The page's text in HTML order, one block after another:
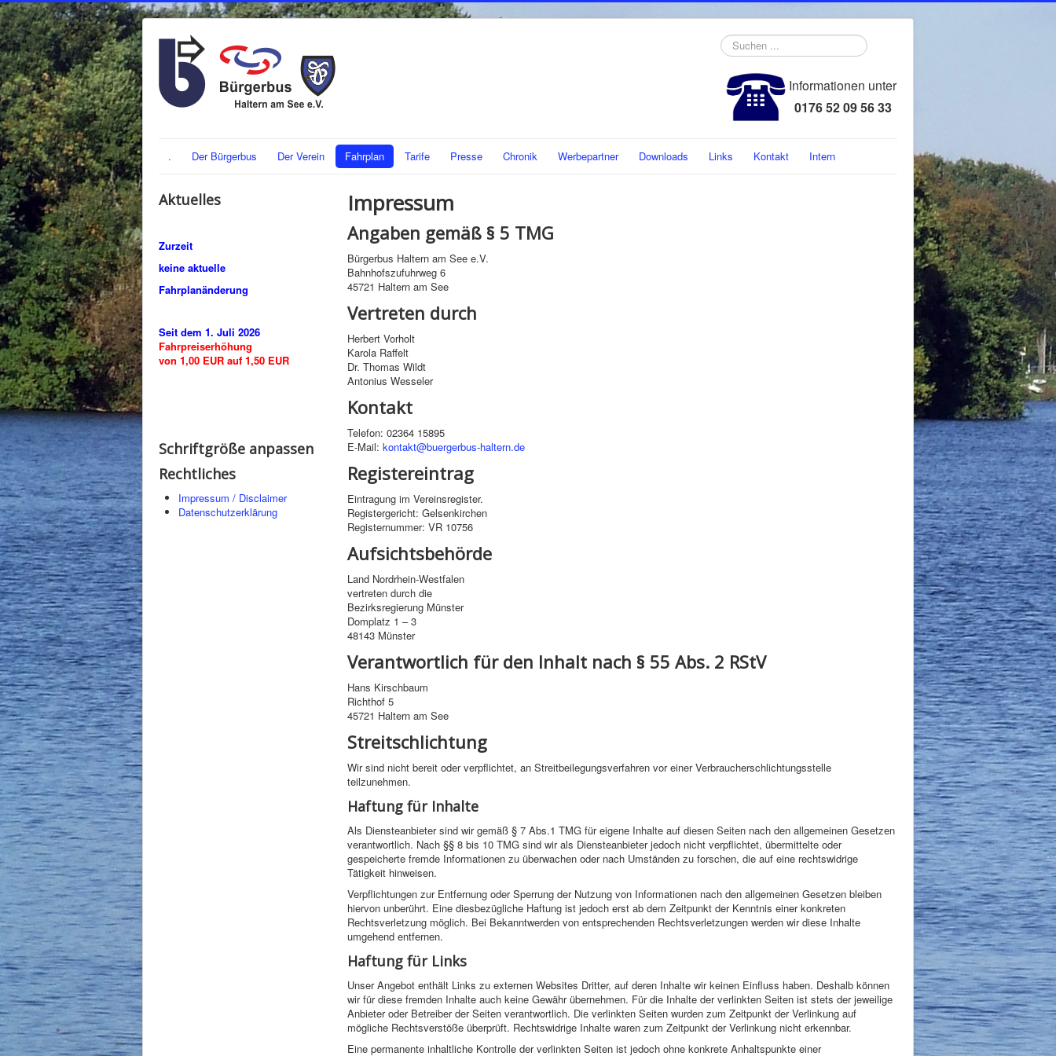
Suchen
...
Informationen unter
0176 52 09 56 33
. Der Bürgerbus Der Verein Fahrplan Tarife Presse Chronik Werbepartner Downloads Links Kontakt Intern
Aktuelles
Zurzeit
keine aktuelle
Fahrplanänderung
Seit dem 1. Juli 2026
Fahrpreiserhöhung
von 1,00 EUR auf 1,50 EUR
Schriftgröße anpassen
Rechtliches
Impressum / Disclaimer
Datenschutzerklärung
Impressum
Angaben gemäß § 5 TMG
Bürgerbus Haltern am See e.V.
Bahnhofszufuhrweg 6
45721 Haltern am See
Vertreten durch
Herbert Vorholt
Karola Raffelt
Dr. Thomas Wildt
Antonius Wesseler
Kontakt
Telefon: 02364 15895
E-Mail: kontakt@buergerbus-haltern.de
Registereintrag
Eintragung im Vereinsregister.
Registergericht: Gelsenkirchen
Registernummer: VR 10756
Aufsichtsbehörde
Land Nordrhein-Westfalen
vertreten durch die
Bezirksregierung Münster
Domplatz 1 – 3
48143 Münster
Verantwortlich für den Inhalt nach § 55 Abs. 2 RStV
Hans Kirschbaum
Richthof 5
45721 Haltern am See
Streitschlichtung
Wir sind nicht bereit oder verpflichtet, an Streitbeilegungsverfahren vor einer Verbraucherschlichtungsstelle
teilzunehmen.
Haftung für Inhalte
Als Diensteanbieter sind wir gemäß § 7 Abs.1 TMG für eigene Inhalte auf diesen Seiten nach den allgemeinen Gesetzen
verantwortlich. Nach §§ 8 bis 10 TMG sind wir als Diensteanbieter jedoch nicht verpflichtet, übermittelte oder
gespeicherte fremde Informationen zu überwachen oder nach Umständen zu forschen, die auf eine rechtswidrige
Tätigkeit hinweisen.
Verpflichtungen zur Entfernung oder Sperrung der Nutzung von Informationen nach den allgemeinen Gesetzen bleiben
hiervon unberührt. Eine diesbezügliche Haftung ist jedoch erst ab dem Zeitpunkt der Kenntnis einer konkreten
Rechtsverletzung möglich. Bei Bekanntwerden von entsprechenden Rechtsverletzungen werden wir diese Inhalte
umgehend entfernen.
Haftung für Links
Unser Angebot enthält Links zu externen Websites Dritter, auf deren Inhalte wir keinen Einfluss haben. Deshalb können
wir für diese fremden Inhalte auch keine Gewähr übernehmen. Für die Inhalte der verlinkten Seiten ist stets der jeweilige
Anbieter oder Betreiber der Seiten verantwortlich. Die verlinkten Seiten wurden zum Zeitpunkt der Verlinkung auf
mögliche Rechtsverstöße überprüft. Rechtswidrige Inhalte waren zum Zeitpunkt der Verlinkung nicht erkennbar.
Eine permanente inhaltliche Kontrolle der verlinkten Seiten ist jedoch ohne konkrete Anhaltspunkte einer